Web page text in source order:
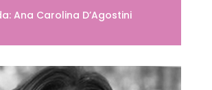
Ana Carolina D’Agostini